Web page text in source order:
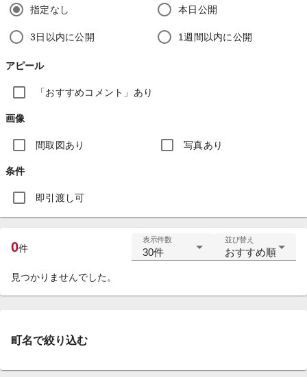
指定なし 本日公開
3日以内に公開 1週間以内に公開
アピール
「おすすめコメント」あり
画像
間取図あり 写真あり
条件
即引渡し可
0件
表示件数
30件
並び替え
おすすめ順
見つかりませんでした。
町名で絞り込む